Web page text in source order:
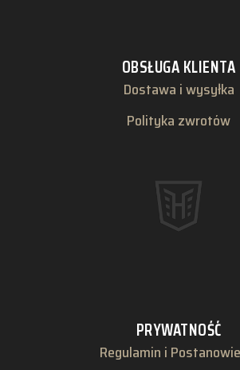
OBSŁUGA KLIENTA
Dostawa i wysyłka
Polityka zwrotów
PRYWATNOŚĆ
Regulamin i